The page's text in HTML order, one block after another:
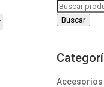
Buscar
por:
Buscar
Accesorios